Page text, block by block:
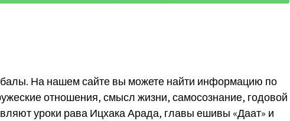
На нашем сайте вы можете найти информацию по
отношения, смысл жизни, самосознание, годовой
уроки рава Ицхака Арада, главы ешивы «Даат» и